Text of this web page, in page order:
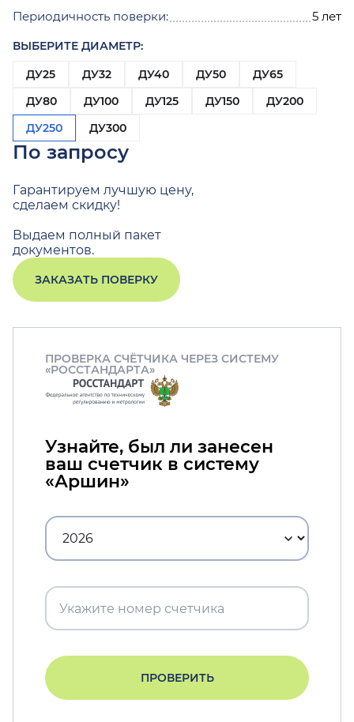
Периодичность поверки:
5 лет
ВЫБЕРИТЕ ДИАМЕТР:
ДУ25
ДУ32 ДУ40 ДУ50
ДУ65
ДУ80
ДУ100 ДУ125 ДУ150
ДУ200
ДУ250
ДУ300
По запросу
Гарантируем лучшую цену,
сделаем скидку!
Выдаем полный пакет
документов.
ЗАКАЗАТЬ ПОВЕРКУ
ПРОВЕРКА СЧЁТЧИКА ЧЕРЕЗ СИСТЕМУ
«РОССТАНДАРТА»
Узнайте, был ли занесен
ваш счетчик в систему
«Аршин»
ПРОВЕРИТЬ